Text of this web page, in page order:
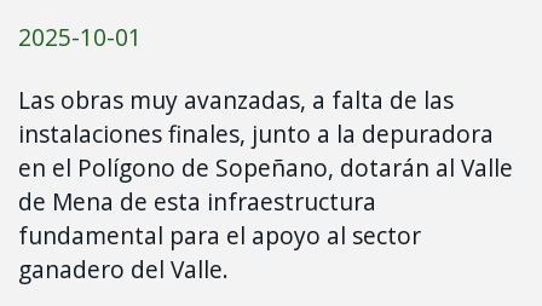
2025-10-01
Las obras muy avanzadas, a falta de las
instalaciones finales, junto a la depuradora
en el Polígono de Sopeñano, dotarán al Valle
de Mena de esta infraestructura
fundamental para el apoyo al sector
ganadero del Valle.